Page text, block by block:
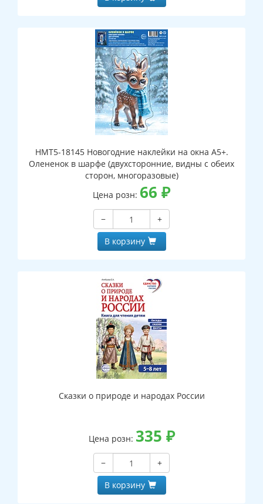
НМТ5-18145 Новогодние наклейки на окна А5+.
Олененок в шарфе (двухсторонние, видны с обеих
сторон, многоразовые)
Цена розн: 66 ₽
−
+
В корзину
Сказки о природе и народах России
Цена розн: 335 ₽
−
+
В корзину